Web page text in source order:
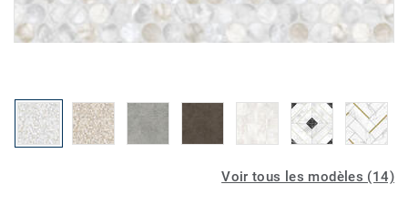
Voir tous les modèles (14)